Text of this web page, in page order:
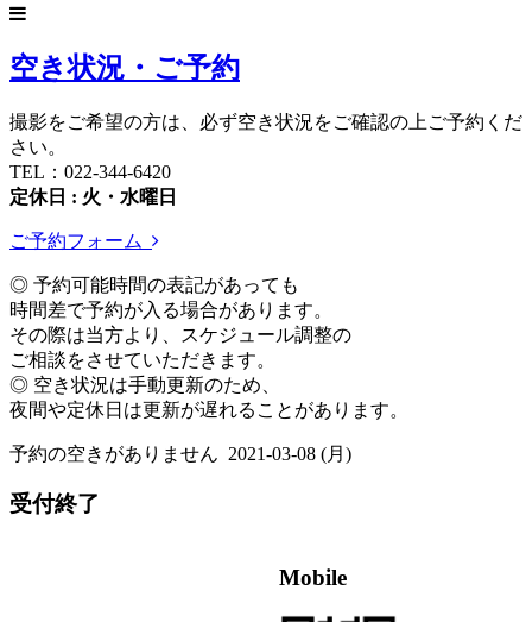
空き状況・ご予約
撮影をご希望の方は、必ず空き状況をご確認の上ご予約くだ
さい。
TEL：022-344-6420
定休日 : 火・水曜日
ご予約フォーム
◎ 予約可能時間の表記があっても
時間差で予約が入る場合があります。
その際は当方より、スケジュール調整の
ご相談をさせていただきます。
◎ 空き状況は手動更新のため、
夜間や定休日は更新が遅れることがあります。
予約の空きがありません 2021-03-08 (月)
受付終了
Mobile